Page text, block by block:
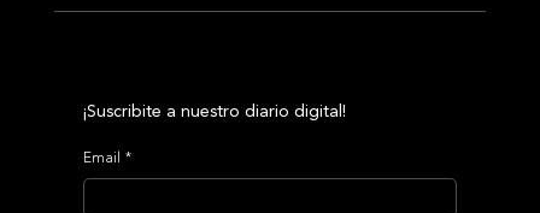
¡Suscribite a nuestro diario digital!
Email *